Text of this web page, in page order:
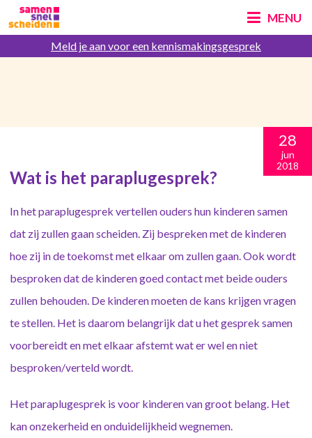
MENU
Meld je aan voor een kennismakingsgesprek
28
jun
2018
Wat is het paraplugesprek?
In het paraplugesprek vertellen ouders hun kinderen samen
dat zij zullen gaan scheiden. Zij bespreken met de kinderen
hoe zij in de toekomst met elkaar om zullen gaan. Ook wordt
besproken dat de kinderen goed contact met beide ouders
zullen behouden. De kinderen moeten de kans krijgen vragen
te stellen. Het is daarom belangrijk dat u het gesprek samen
voorbereidt en met elkaar afstemt wat er wel en niet
besproken/verteld wordt.
Het paraplugesprek is voor kinderen van groot belang. Het
kan onzekerheid en onduidelijkheid wegnemen.